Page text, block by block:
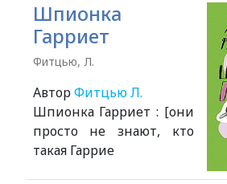
Шпионка
Гарриет
Фитцью, Л.
АвторФитцью Л.
Шпионка Гарриет : [они
просто не знают, кто
такая Гаррие